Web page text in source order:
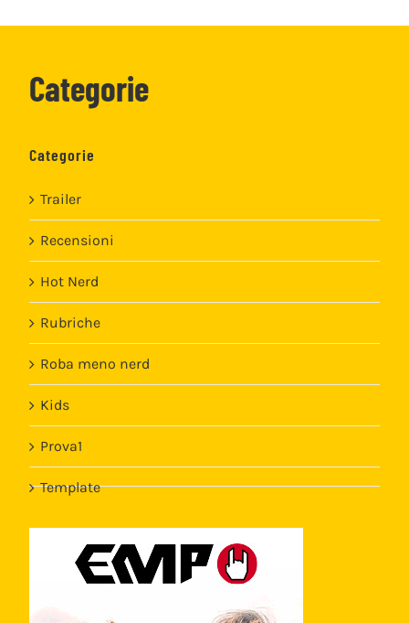
Categorie
Categorie
Trailer
Recensioni
Hot Nerd
Rubriche
Roba meno nerd
Kids
Prova1
Template